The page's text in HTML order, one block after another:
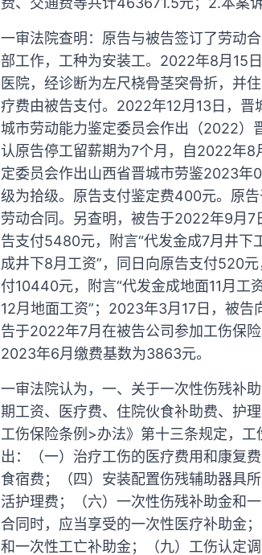
一审法院查明：原告与被告签订了劳动
部工作，工种为安装工。2022年8月15
医院，经诊断为左尺桡骨茎突骨折，并
疗费由被告支付。2022年12月13日，
城市劳动能力鉴定委员会作出（2022）
认原告停工留薪期为7个月，自2022年
定委员会作出山西省晋城市劳鉴2023年
级为拾级。原告支付鉴定费400元。原
劳动合同。另查明，被告于2022年9月7
告支付5480元，附言“代发金成7月井
成井下8月工资”，同日向原告支付520
付10440元，附言“代发金成地面11月
12月地面工资”；2023年3月17日，被
告于2022年7月在被告公司参加工伤保
2023年6月缴费基数为3863元。
一审法院认为，一、关于一次性伤残补
期工资、医疗费、住院伙食补助费、护
工伤保险条例>办法》第十三条规定，
出：（一）治疗工伤的医疗费用和康复
食宿费；（四）安装配置伤残辅助器具
活护理费；（六）一次性伤残补助金和
合同时，应当享受的一次性医疗补助金
和一次性工亡补助金；（九）工伤认定